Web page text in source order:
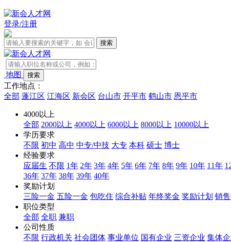
登录/注册
地图
工作地点：
全部 蓬江区 江海区 新会区 台山市 开平市 鹤山市 恩平市
4000以上
全部 2000以上 4000以上 6000以上 8000以上 10000以上
学历要求
不限 初中 高中 中专/中技 大专 本科 硕士 博士
经验要求
应届生 不限 1年 2年 3年 4年 5年 6年 7年 8年 9年 10年 11年
36年 37年 38年 39年 40年
奖励计划
三险一金 五险一金 包吃住 综合补贴 年终奖金 奖励计划 销
职位类型
全部 全职 兼职
公司性质
不限 行政机关 社会团体 事业单位 国有企业 三资企业 集体